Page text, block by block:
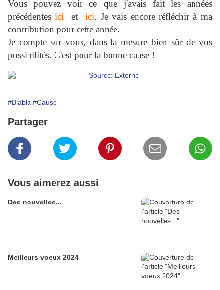
Vous pouvez voir ce que j'avais fait les années
précédentes ici et ici. Je vais encore réfléchir à ma
contribution pour cette année.
Je compte sur vous, dans la mesure bien sûr de vos
possibilités. C'est pour la bonne cause !
#Blabla #Cause
Partager
Vous aimerez aussi
Des nouvelles...
Meilleurs voeux 2024